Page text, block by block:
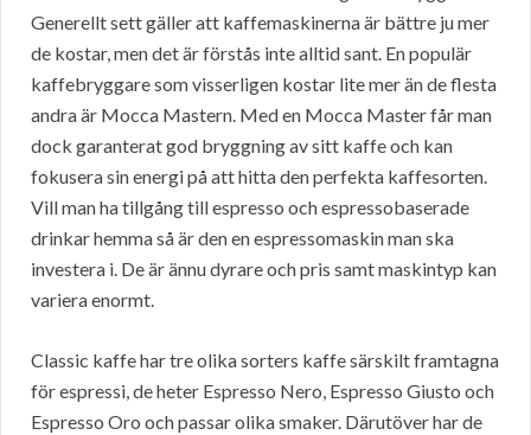
Generellt sett gäller att kaffemaskinerna är bättre ju mer
de kostar, men det är förstås inte alltid sant. En populär
kaffebryggare som visserligen kostar lite mer än de flesta
andra är Mocca Mastern. Med en Mocca Master får man
dock garanterat god bryggning av sitt kaffe och kan
fokusera sin energi på att hitta den perfekta kaffesorten.
Vill man ha tillgång till espresso och espressobaserade
drinkar hemma så är den en espressomaskin man ska
investera i. De är ännu dyrare och pris samt maskintyp kan
variera enormt.
Classic kaffe har tre olika sorters kaffe särskilt framtagna
för espressi, de heter Espresso Nero, Espresso Giusto och
Espresso Oro och passar olika smaker. Därutöver har de